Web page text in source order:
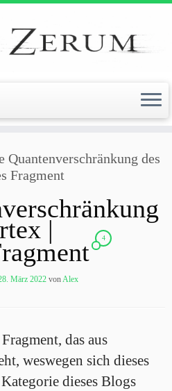
Quantenverschränkung des
Fragment
| 4
März 2022 vonAlex
das aus
weswegen sich dieses
dieses Blogs